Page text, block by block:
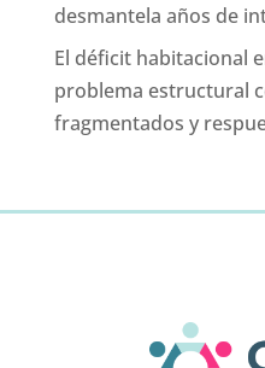
desmantela años de
El déficit habitacional
problema estructural
fragmentados y